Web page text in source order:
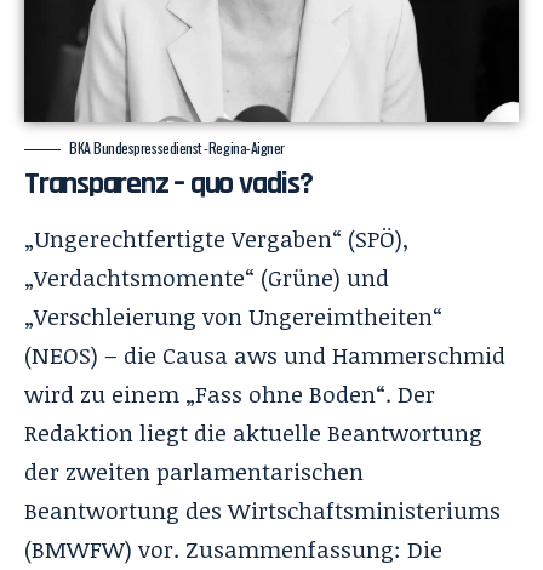
BKA Bundespressedienst -Regina-Aigner
Transparenz – quo vadis?
„Ungerechtfertigte Vergaben“ (SPÖ),
„Verdachtsmomente“ (Grüne) und
„Verschleierung von Ungereimtheiten“
(NEOS) – die Causa aws und Hammerschmid
wird zu einem „Fass ohne Boden“. Der
Redaktion liegt die aktuelle Beantwortung
der zweiten parlamentarischen
Beantwortung des Wirtschaftsministeriums
(BMWFW) vor. Zusammenfassung: Die